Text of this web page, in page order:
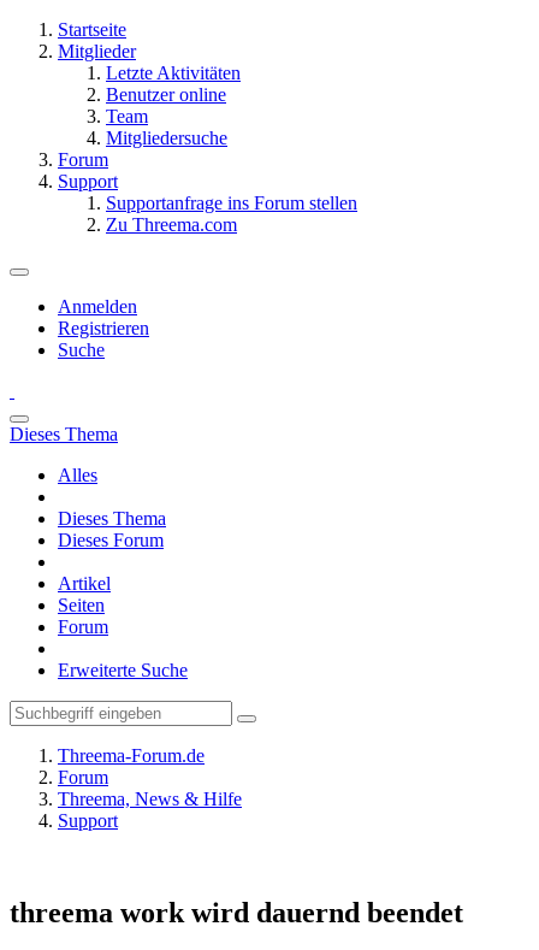
Startseite
Mitglieder
Letzte Aktivitäten
Benutzer online
Team
Mitgliedersuche
Forum
Support
Supportanfrage ins Forum stellen
Zu Threema.com
Anmelden
Registrieren
Suche
Dieses Thema
Alles
Dieses Thema
Dieses Forum
Artikel
Seiten
Forum
Erweiterte Suche
Threema-Forum.de
Forum
Threema, News & Hilfe
Support
threema work wird dauernd beendet